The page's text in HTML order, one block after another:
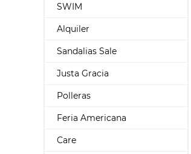
SWIM
Alquiler
Sandalias Sale
Justa Gracia
Polleras
Feria Americana
Care